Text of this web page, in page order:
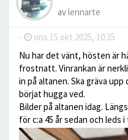
avlennarte
- ons 15 okt 2025, 10:35
Nu har det vänt, hösten är
frostnatt. Vinrankan är
in på altanen. Ska gräva
börjat hugga ved.
Bilder på altanen idag.
för c:a 45 år sedan och leds